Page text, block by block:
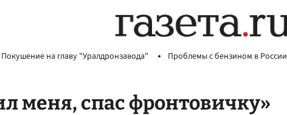
Покушение на главу "Уралдронзавода" Проблемы с бензином в России
меня, спас фронтовичку»